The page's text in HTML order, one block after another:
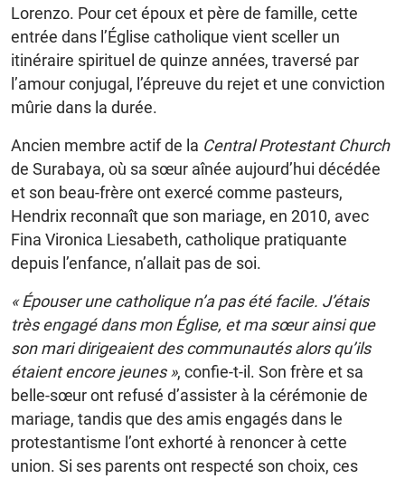
Lorenzo. Pour cet époux et père de famille, cette
entrée dans l’Église catholique vient sceller un
itinéraire spirituel de quinze années, traversé par
l’amour conjugal, l’épreuve du rejet et une conviction
mûrie dans la durée.
Ancien membre actif de la Central Protestant Church
de Surabaya, où sa sœur aînée aujourd’hui décédée
et son beau-frère ont exercé comme pasteurs,
Hendrix reconnaît que son mariage, en 2010, avec
Fina Vironica Liesabeth, catholique pratiquante
depuis l’enfance, n’allait pas de soi.
« Épouser une catholique n’a pas été facile. J’étais
très engagé dans mon Église, et ma sœur ainsi que
son mari dirigeaient des communautés alors qu’ils
étaient encore jeunes », confie-t-il. Son frère et sa
belle-sœur ont refusé d’assister à la cérémonie de
mariage, tandis que des amis engagés dans le
protestantisme l’ont exhorté à renoncer à cette
union. Si ses parents ont respecté son choix, ces